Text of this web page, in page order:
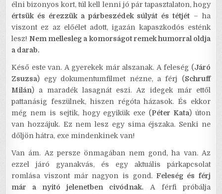
élni bizonyos kort, túl kell lenni jó pár tapasztalaton, hogy
értsük és érezzük a párbeszédek súlyát és tétjét – ha
viszont ez az előélet adott, igazán kapaszkodós esténk
lesz!Nem mellesleg a komorságot remek humorral oldja
a darab.
Késő este van. A gyerekek már alszanak. A feleség (Járó
Zsuzsa) egy dokumentumfilmet nézne, a férj (Schruff
Milán) a maradék lasagnát eszi. Az idegek már ettől
pattanásig feszülnek, hiszen régóta házasok. És ekkor
még nem is sejtik, hogy egyikük exe (Péter Kata) úton
van hozzájuk. Ez nem lesz egy sima éjszaka. Senki ne
dőljön hátra, exe mindenkinek van!
Van ám. Az persze önmagában nem gond, ha van. Az
ezzel járó gyanakvás, és egy aktuális párkapcsolat
romlása viszont már nagyon is gond. Feleség és férj
már a nyitó jelenetben civódnak. A férfi próbálja